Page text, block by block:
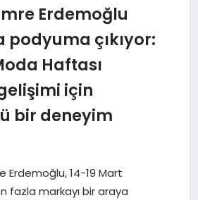
Erdemoğlu
podyuma çıkıyor:
Haftası
için
bir deneyim
Erdemoğlu, 14-19 Mart
fazla markayı bir araya